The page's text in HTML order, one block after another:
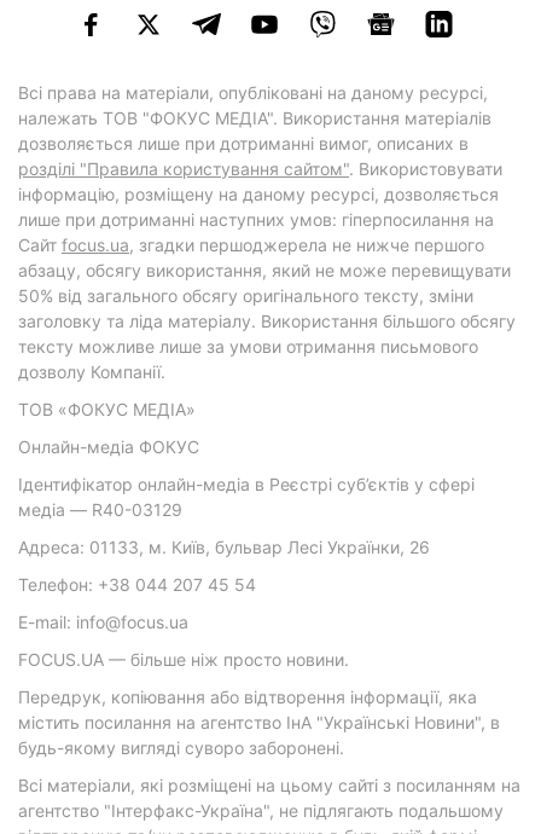
Всі права на матеріали, опубліковані на даному ресурсі,
належать ТОВ "ФОКУС МЕДІА". Використання матеріалів
дозволяється лише при дотриманні вимог, описаних в
розділі "Правила користування сайтом". Використовувати
інформацію, розміщену на даному ресурсі, дозволяється
лише при дотриманні наступних умов: гіперпосилання на
Cайт focus.ua, згадки першоджерела не нижче першого
абзацу, обсягу використання, який не може перевищувати
50% від загального обсягу оригінального тексту, зміни
заголовку та ліда матеріалу. Використання більшого обсягу
тексту можливе лише за умови отримання письмового
дозволу Компанії.
ТОВ «ФОКУС МЕДІА»
Онлайн-медіа ФОКУС
Ідентифікатор онлайн-медіа в Реєстрі суб’єктів у сфері
медіа — R40-03129
Адреса: 01133, м. Київ, бульвар Лесі Українки, 26
Телефон: +38 044 207 45 54
E-mail: info@focus.ua
FOCUS.UA — більше ніж просто новини.
Передрук, копіювання або відтворення інформації, яка
містить посилання на агентство ІнА "Українські Новини", в
будь-якому вигляді суворо заборонені.
Всі матеріали, які розміщені на цьому сайті з посиланням на
агентство "Інтерфакс-Україна", не підлягають подальшому